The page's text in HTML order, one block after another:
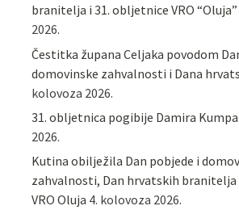
branitelja i 31. obljetnice VRO “Oluja”
2026.
Čestitka župana Celjaka povodom
domovinske zahvalnosti i Dana
kolovoza 2026.
31. obljetnica pogibije Damira
2026.
Kutina obilježila Dan pobjede i
zahvalnosti, Dan hrvatskih
VRO Oluja 4. kolovoza 2026.